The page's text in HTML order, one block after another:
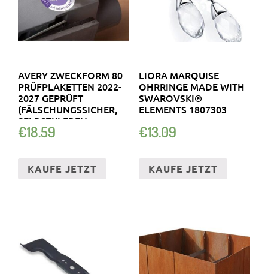
AVERY ZWECKFORM 80
PRÜFPLAKETTEN 2022-
2027 GEPRÜFT
(FÄLSCHUNGSSICHER,
SELBSTKLEBEN…
€18.59
KAUFE JETZT
LIORA MARQUISE
OHRRINGE MADE WITH
SWAROVSKI®
ELEMENTS 1807303
€13.09
KAUFE JETZT